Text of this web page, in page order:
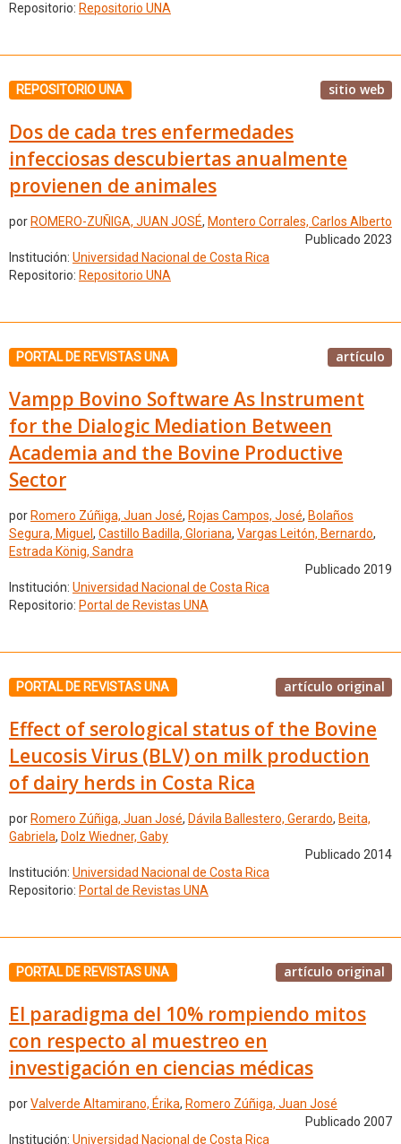
Repositorio: Repositorio UNA
REPOSITORIO UNA sitio web
Dos de cada tres enfermedades
infecciosas descubiertas anualmente
provienen de animales
por ROMERO-ZUÑIGA, JUAN JOSÉ, Montero Corrales, Carlos Alberto
Publicado 2023
Institución: Universidad Nacional de Costa Rica
Repositorio: Repositorio UNA
PORTAL DE REVISTAS UNA artículo
Vampp Bovino Software As Instrument
for the Dialogic Mediation Between
Academia and the Bovine Productive
Sector
por Romero Zúñiga, Juan José, Rojas Campos, José, Bolaños
Segura, Miguel , Castillo Badilla, Gloriana, Vargas Leitón, Bernardo,
Estrada König, Sandra
Publicado 2019
Institución: Universidad Nacional de Costa Rica
Repositorio: Portal de Revistas UNA
PORTAL DE REVISTAS UNA artículo original
Effect of serological status of the Bovine
Leucosis Virus (BLV) on milk production
of dairy herds in Costa Rica
por Romero Zúñiga, Juan José, Dávila Ballestero, Gerardo, Beita,
Gabriela, Dolz Wiedner, Gaby
Publicado 2014
Institución: Universidad Nacional de Costa Rica
Repositorio: Portal de Revistas UNA
PORTAL DE REVISTAS UNA artículo original
El paradigma del 10% rompiendo mitos
con respecto al muestreo en
investigación en ciencias médicas
porValverde Altamirano, Érika, Romero Zúñiga, Juan José
Publicado 2007
Institución: Universidad Nacional de Costa Rica